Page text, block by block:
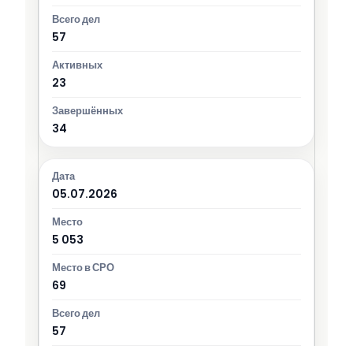
57
23
34
05.07.2026
5 053
69
57